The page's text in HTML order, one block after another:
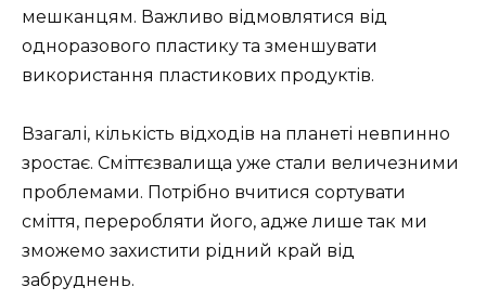
мешканцям. Важливо відмовлятися від
одноразового пластику та зменшувати
використання пластикових продуктів.
Взагалі, кількість відходів на планеті невпинно
зростає. Сміттєзвалища уже стали величезними
проблемами. Потрібно вчитися сортувати
сміття, переробляти його, адже лише так ми
зможемо захистити рідний край від
забруднень.